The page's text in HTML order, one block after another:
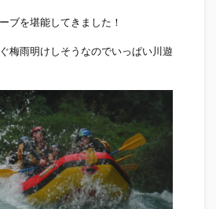
ブを堪能してきました！
梅雨明けしそうなのでいっぱい川遊